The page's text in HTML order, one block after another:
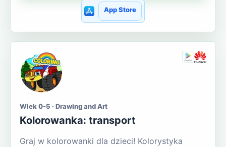
App Store
Wiek 0-5 · Drawing and Art
Kolorowanka: transport
Graj w kolorowanki dla dzieci! Kolorystyka